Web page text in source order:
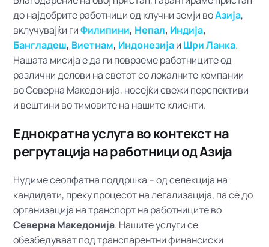
до најдобрите работници од клучни земји воАзија,
вклучувајќи гиФилипини, Непал, Индија,
Бангладеш, Виетнам, Индонезијаи Шри Ланка.
Нашата мисија е да ги поврземе работниците од
различни делови на светот со локалните компании
во Северна Македонија, носејќи свежи перспективи
и вештини во тимовите на нашите клиенти.
Еднократна услуга во контекст на
регрутација на работници од Азија
Нудиме сеопфатна поддршка – од селекција на
кандидати, преку процесот на легализација, па сè до
организација на транспорт на работниците во
Северна Македонија. Нашите услуги се
обезбедуваат под транспарентни финансиски